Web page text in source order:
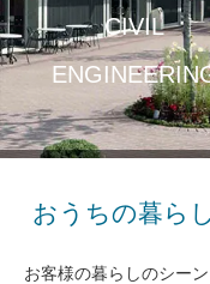
CIVIL
おうちの暮ら
お客様の暮らしのシー